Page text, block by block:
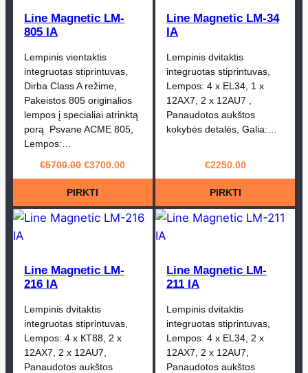
Line Magnetic LM-
805 IA
Lempinis vientaktis
integruotas stiprintuvas,
Dirba Class A režime,
Pakeistos 805 originalios
lempos į specialiai atrinktą
porą Psvane ACME 805,
Lempos:…
€5700.00 Original
price
was:
€5700.00.
€3700.00Current
price
€3700.00.
PIRKTI
Line Magnetic LM-34
IA
Lempinis dvitaktis
integruotas stiprintuvas,
Lempos: 4 x EL34, 1 x
12AX7, 2 x 12AU7 ,
Panaudotos aukštos
kokybės detalės, Galia:…
€2250.00
PIRKTI
Line Magnetic LM-
216 IA
Lempinis dvitaktis
integruotas stiprintuvas,
Lempos: 4 x КТ88, 2 x
12AX7, 2 x 12AU7,
Panaudotos aukštos
Line Magnetic LM-
211 IA
Lempinis dvitaktis
integruotas stiprintuvas,
Lempos: 4 x EL34, 2 x
12AX7, 2 x 12AU7,
Panaudotos aukštos